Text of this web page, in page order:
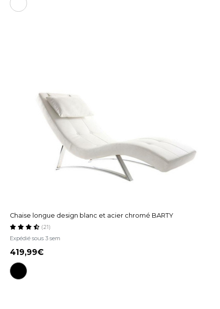
Chaise longue design blanc et acier chromé BARTY
Expédié sous 3 sem
(21)
419,99